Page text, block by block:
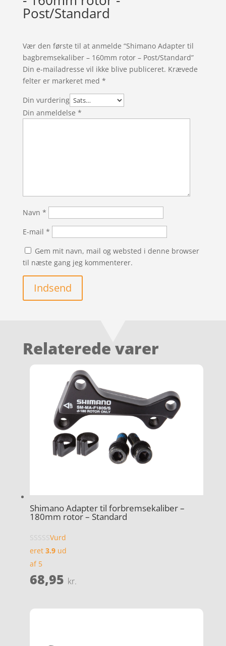
Post/Standard
Vær den første til at anmelde “Shimano Adapter til
bagbremsekaliber – 160mm rotor – Post/Standard”
Din e-mailadresse vil ikke blive publiceret. Krævede
felter er markeret med *
Din vurdering
Din anmeldelse *
Navn *
E-mail *
Gem mit navn, mail og websted i denne browser
til næste gang jeg kommenterer.
Indsend
Relaterede varer
Shimano Adapter til forbremsekaliber –
180mm rotor – Standard
Vurd
eret 3.9ud
af 5
68,95 kr.